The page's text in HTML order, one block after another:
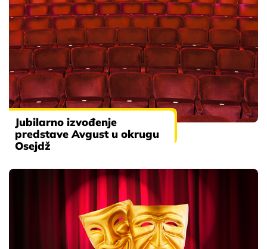
Jubilarno izvođenje
predstave Avgust u okrugu
Osejdž